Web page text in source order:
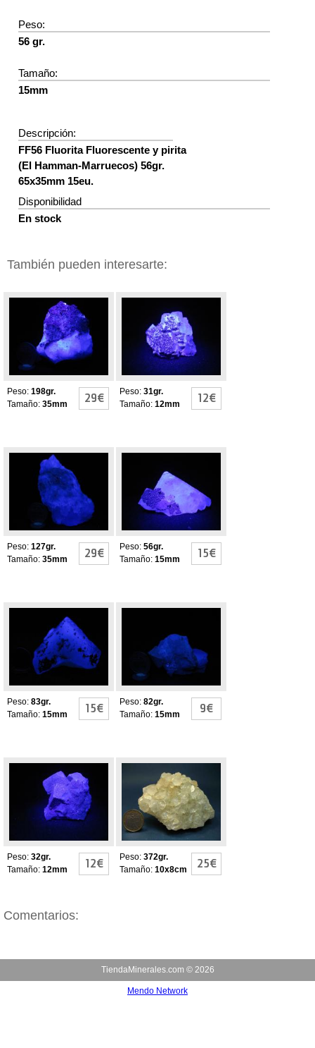
Peso:
56 gr.
Tamaño:
15mm
Descripción:
FF56 Fluorita Fluorescente y pirita
(El Hamman-Marruecos) 56gr.
65x35mm 15eu.
Disponibilidad
En stock
También pueden interesarte:
FLUORITAS
FLUORESCENTES
Peso: 198gr.
Tamaño: 35mm 29€
FLUORITAS
FLUORESCENTES
Y PIRITAS
Peso: 31gr.
Tamaño: 12mm 12€
FLUORITAS
FLUORESCENTES
Peso: 127gr.
Tamaño: 35mm 29€
FLUORESCENTES
Y PIRITAS
Peso: 56gr.
Tamaño: 15mm 15€
fluorescente con
cuarzo y pirita
Peso: 83gr.
Tamaño: 15mm 15€ Peso: 82gr.
Tamaño: 15mm 9€
FLUORITAS
FLUORESCENTES
Y PIRITAS
Peso: 32gr.
Tamaño: 12mm 12€
FLUORITAS
FLUORESCENTES
Peso: 372gr.
Tamaño: 10x8cm 25€
Comentarios:
TiendaMinerales.com © 2026
Mendo Network